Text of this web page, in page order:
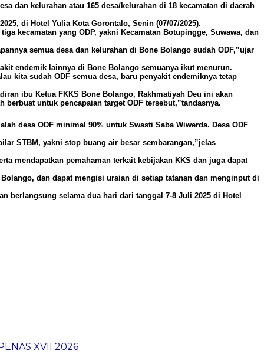
dan kelurahan atau 165 desa/kelurahan di 18 kecamatan di daerah
di Hotel Yulia Kota Gorontalo, Senin (07/07/2025).
kecamatan yang ODP, yakni Kecamatan Botupingge, Suwawa, dan
semua desa dan kelurahan di Bone Bolango sudah ODF,”ujar
endemik lainnya di Bone Bolango semuanya ikut menurun.
kita sudah ODF semua desa, baru penyakit endemiknya tetap
ibu Ketua FKKS Bone Bolango, Rakhmatiyah Deu ini akan
untuk pencapaian target ODF tersebut,”tandasnya.
desa ODF minimal 90% untuk Swasti Saba Wiwerda. Desa ODF
STBM, yakni stop buang air besar sembarangan,”jelas
mendapatkan pemahaman terkait kebijakan KKS dan juga dapat
dan dapat mengisi uraian di setiap tatanan dan menginput di
berlangsung selama dua hari dari tanggal 7-8 Juli 2025 di Hotel
XVII 2026